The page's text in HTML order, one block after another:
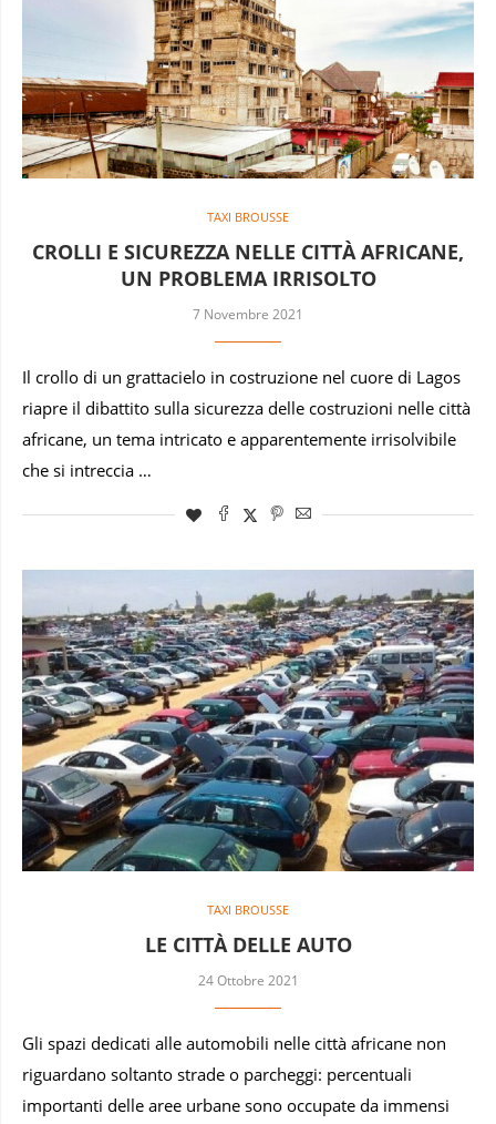
TAXI BROUSSE
CROLLI E SICUREZZA NELLE CITTÀ AFRICANE,
UN PROBLEMA IRRISOLTO
7 Novembre 2021
Il crollo di un grattacielo in costruzione nel cuore di Lagos
riapre il dibattito sulla sicurezza delle costruzioni nelle città
africane, un tema intricato e apparentemente irrisolvibile
che si intreccia …
TAXI BROUSSE
LE CITTÀ DELLE AUTO
24 Ottobre 2021
Gli spazi dedicati alle automobili nelle città africane non
riguardano soltanto strade o parcheggi: percentuali
importanti delle aree urbane sono occupate da immensi